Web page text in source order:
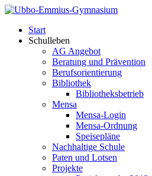
Start
Schulleben
AG Angebot
Beratung und Prävention
Berufsorientierung
Bibliothek
Bibliotheksbetrieb
Mensa
Mensa-Login
Mensa-Ordnung
Speisepläne
Nachhaltige Schule
Paten und Lotsen
Projekte